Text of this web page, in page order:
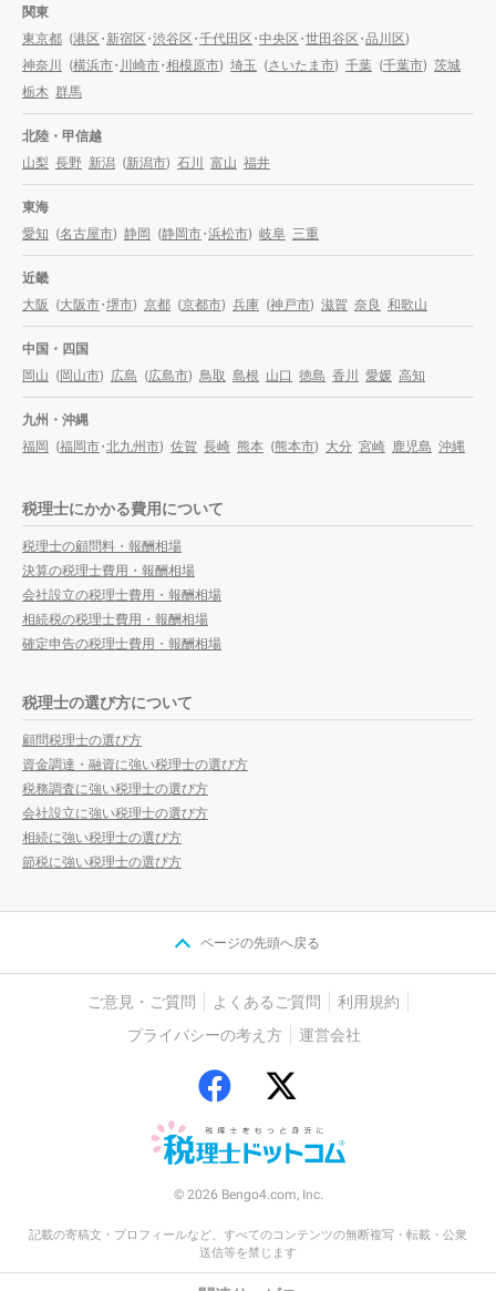
関東
東京都 (港区・新宿区・渋谷区・千代田区・中央区・世田谷区・品川区)
神奈川
(横浜市・川崎市・相模原市) 埼玉 (さいたま市) 千葉 (千葉市) 茨城
栃木 群馬
北陸・甲信越
山梨 長野 新潟 (新潟市) 石川 富山 福井
東海
愛知 (名古屋市) 静岡 (静岡市・浜松市) 岐阜 三重
近畿
大阪 (大阪市・堺市) 京都 (京都市) 兵庫 (神戸市) 滋賀 奈良 和歌山
中国・四国
岡山 (岡山市) 広島 (広島市) 鳥取 島根 山口 徳島 香川 愛媛 高知
九州・沖縄
福岡 (福岡市・北九州市) 佐賀 長崎 熊本 (熊本市) 大分 宮崎 鹿児島 沖縄
税理士にかかる費用について
税理士の顧問料・報酬相場
決算の税理士費用・報酬相場
会社設立の税理士費用・報酬相場
相続税の税理士費用・報酬相場
確定申告の税理士費用・報酬相場
税理士の選び方について
顧問税理士の選び方
資金調達・融資に強い税理士の選び方
税務調査に強い税理士の選び方
会社設立に強い税理士の選び方
相続に強い税理士の選び方
節税に強い税理士の選び方
ページの先頭へ戻る
ご意見・ご質問 よくあるご質問
利用規約
プライバシーの考え方
運営会社
© 2026 Bengo4.com, Inc.
記載の寄稿文・プロフィールなど、すべてのコンテンツの無断複写・転載・公衆
送信等を禁じます